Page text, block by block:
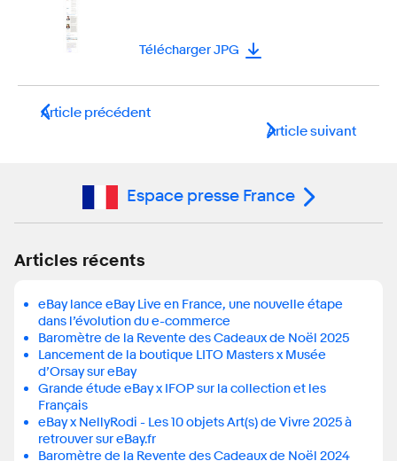
Télécharger JPG
Article précédent
Article suivant
Espace presse France
Articles récents
eBay lance eBay Live en France, une nouvelle étape
dans l’évolution du e-commerce
Baromètre de la Revente des Cadeaux de Noël 2025
Lancement de la boutique LITO Masters x Musée
d’Orsay sur eBay
Grande étude eBay x IFOP sur la collection et les
Français
eBay x NellyRodi - Les 10 objets Art(s) de Vivre 2025 à
retrouver sur eBay.fr
Baromètre de la Revente des Cadeaux de Noël 2024